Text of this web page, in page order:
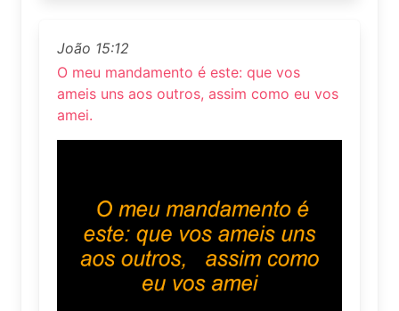
João 15:12
O meu mandamento é este: que vos
ameis uns aos outros, assim como eu vos
amei.